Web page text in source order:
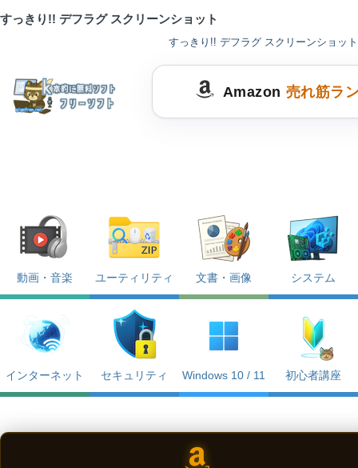
すっきり!! デフラグ スクリーンショット
すっきり!! デフラグ スクリーンショット
Amazon 売れ筋ラ
動画・音楽 ユーティリティ 文書・画像 システム
インターネット セキュリティ Windows 10 / 11 初心者講座